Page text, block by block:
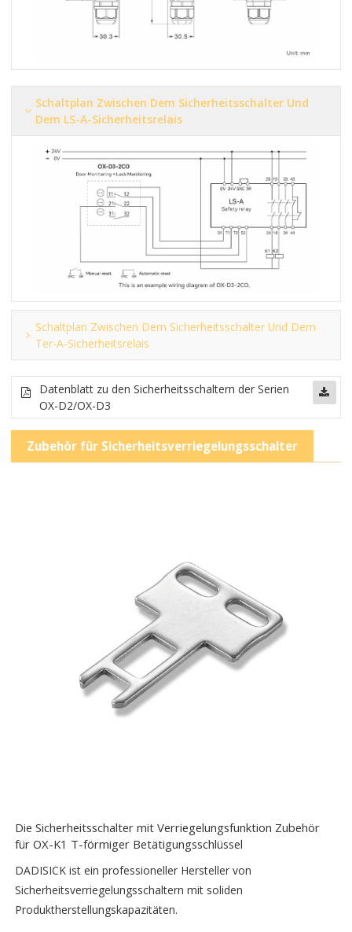
Schaltplan Zwischen Dem Sicherheitsschalter Und
Dem LS-A-Sicherheitsrelais
Schaltplan Zwischen Dem Sicherheitsschalter Und Dem
Ter-A-Sicherheitsrelais
Datenblatt zu den Sicherheitsschaltern der Serien
OX-D2/OX-D3
Zubehör für Sicherheitsverriegelungsschalter
Die Sicherheitsschalter mit Verriegelungsfunktion Zubehör
für OX-K1 T-förmiger Betätigungsschlüssel
DADISICK ist ein professioneller Hersteller von
Sicherheitsverriegelungsschaltern mit soliden
Produktherstellungskapazitäten.